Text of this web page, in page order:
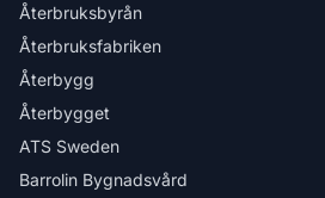
Återbruksbyrån
Återbruksfabriken
Återbygg
Återbygget
ATS Sweden
Barrolin Bygnadsvård